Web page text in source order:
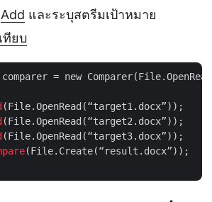
Add และระบุสตรีมเป้าหมาย
ทียบ
= new
(File.OpenRead(“target1.docx”));
(File.OpenRead(“target2.docx”));
(File.OpenRead(“target3.docx”));
(File.Create(“result.docx”));